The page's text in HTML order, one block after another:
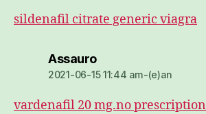
sildenafil citrate generic viagra
Assaurodio:
2021-06-15 11:44 am-(e)an
vardenafil 20 mg.no prescription